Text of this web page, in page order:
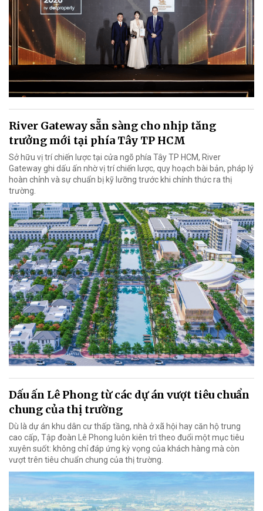
River Gateway sẵn sàng cho nhịp tăng
trưởng mới tại phía Tây TP HCM
Sở hữu vị trí chiến lược tại cửa ngõ phía Tây TP HCM, River
Gateway ghi dấu ấn nhờ vị trí chiến lược, quy hoạch bài bản, pháp lý
hoàn chỉnh và sự chuẩn bị kỹ lưỡng trước khi chính thức ra thị
trường.
Dấu ấn Lê Phong từ các dự án vượt tiêu chuẩn
chung của thị trường
Dù là dự án khu dân cư thấp tầng, nhà ở xã hội hay căn hộ trung
cao cấp, Tập đoàn Lê Phong luôn kiên trì theo đuổi một mục tiêu
xuyên suốt: không chỉ đáp ứng kỳ vọng của khách hàng mà còn
vượt trên tiêu chuẩn chung của thị trường.